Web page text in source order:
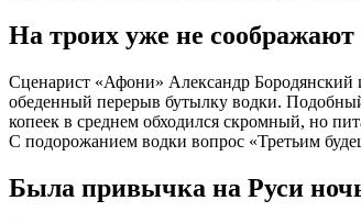
На троих уже не соображают
Сценарист «Афони» Александр Бородянский
обеденный перерыв бутылку водки.
копеек в среднем обходился скромный, но
С подорожанием водки вопрос «Третьим
Была привычка на Руси